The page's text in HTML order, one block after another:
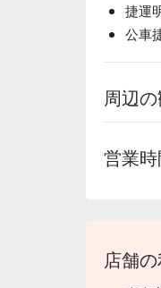
捷運
公車
周辺
営業
店舗